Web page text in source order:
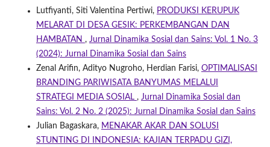
Lutfiyanti, Siti Valentina Pertiwi, PRODUKSI KERUPUK
MELARAT DI DESA GESIK: PERKEMBANGAN DAN
HAMBATAN , Jurnal Dinamika Sosial dan Sains: Vol. 1 No. 3
(2024): Jurnal Dinamika Sosial dan Sains
Zenal Arifin, Adityo Nugroho, Herdian Farisi, OPTIMALISASI
BRANDING PARIWISATA BANYUMAS MELALUI
STRATEGI MEDIA SOSIAL , Jurnal Dinamika Sosial dan
Sains: Vol. 2 No. 2 (2025): Jurnal Dinamika Sosial dan Sains
Julian Bagaskara, MENAKAR AKAR DAN SOLUSI
STUNTING DI INDONESIA: KAJIAN TERPADU GIZI,